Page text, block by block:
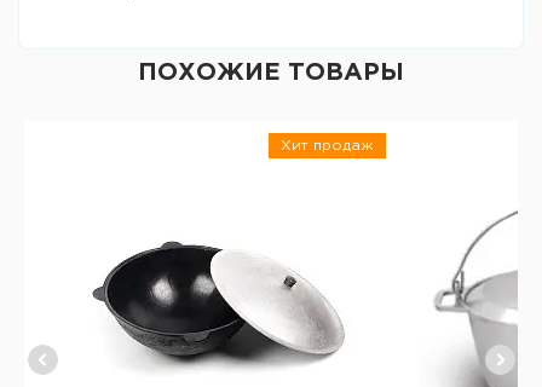
ПОХОЖИЕ ТОВАРЫ
Хит продаж